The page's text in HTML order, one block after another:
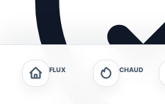
FLUX CHAUD